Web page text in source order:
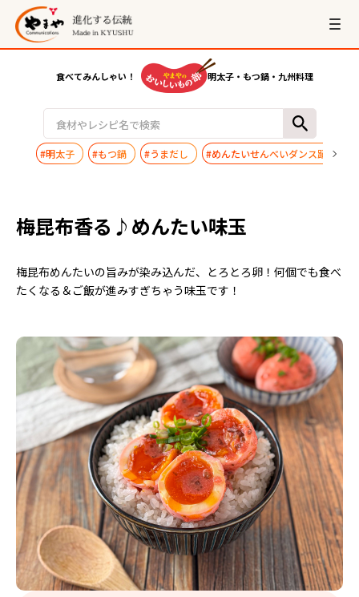
食べてみんしゃい！ 明太子・もつ鍋・九州料理
#明太子 #もつ鍋 #うまだし #めんたいせんべいダンス踊ってみ
梅昆布香る♪めんたい味玉
梅昆布めんたいの旨みが染み込んだ、とろとろ卵！何個でも食べ
たくなる＆ご飯が進みすぎちゃう味玉です！